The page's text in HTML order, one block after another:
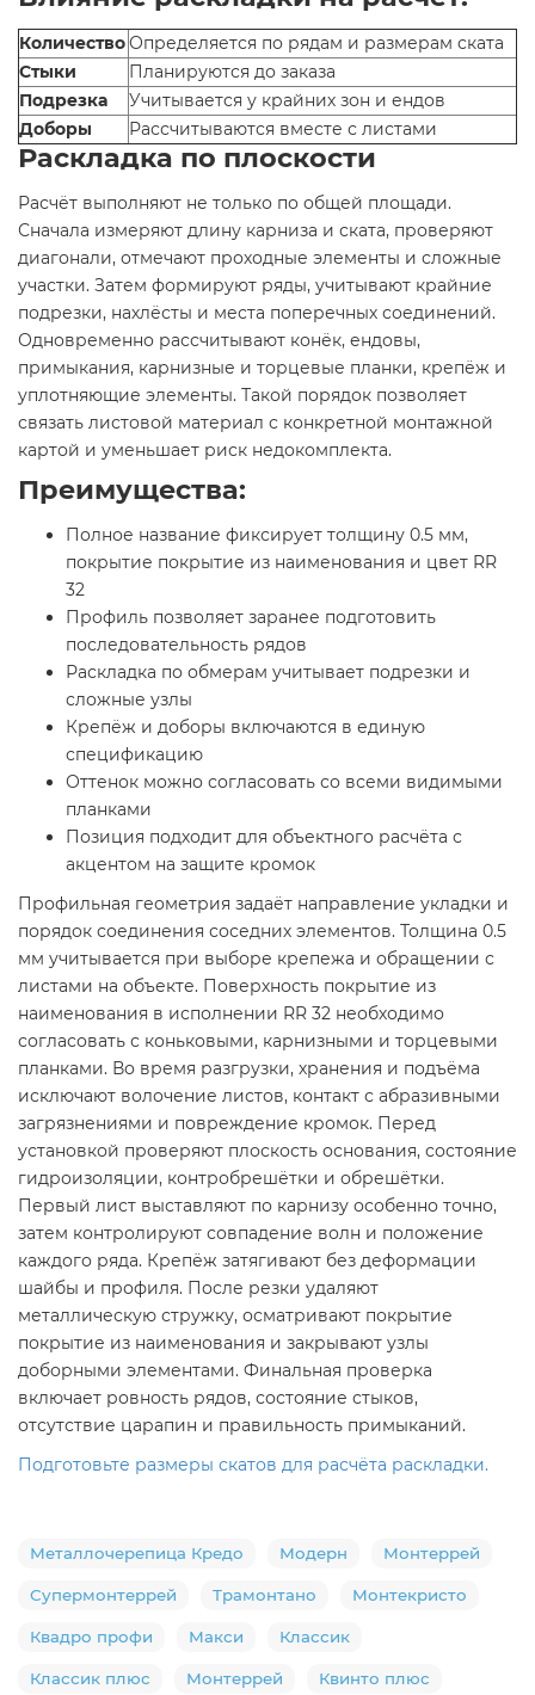
КоличествоОпределяется по рядам и размерам ската
Стыки
Планируются до заказа
Подрезка
Учитывается у крайних зон и ендов
Доборы
Рассчитываются вместе с листами
Раскладка по плоскости
Расчёт выполняют не только по общей площади.
Сначала измеряют длину карниза и ската, проверяют
диагонали, отмечают проходные элементы и сложные
участки. Затем формируют ряды, учитывают крайние
подрезки, нахлёсты и места поперечных соединений.
Одновременно рассчитывают конёк, ендовы,
примыкания, карнизные и торцевые планки, крепёж и
уплотняющие элементы. Такой порядок позволяет
связать листовой материал с конкретной монтажной
картой и уменьшает риск недокомплекта.
Преимущества:
Полное название фиксирует толщину 0.5 мм,
покрытие покрытие из наименования и цвет RR
32
Профиль позволяет заранее подготовить
последовательность рядов
Раскладка по обмерам учитывает подрезки и
сложные узлы
Крепёж и доборы включаются в единую
спецификацию
Оттенок можно согласовать со всеми видимыми
планками
Позиция подходит для объектного расчёта с
акцентом на защите кромок
Профильная геометрия задаёт направление укладки и
порядок соединения соседних элементов. Толщина 0.5
мм учитывается при выборе крепежа и обращении с
листами на объекте. Поверхность покрытие из
наименования в исполнении RR 32 необходимо
согласовать с коньковыми, карнизными и торцевыми
планками. Во время разгрузки, хранения и подъёма
исключают волочение листов, контакт с абразивными
загрязнениями и повреждение кромок. Перед
установкой проверяют плоскость основания, состояние
гидроизоляции, контробрешётки и обрешётки.
Первый лист выставляют по карнизу особенно точно,
затем контролируют совпадение волн и положение
каждого ряда. Крепёж затягивают без деформации
шайбы и профиля. После резки удаляют
металлическую стружку, осматривают покрытие
покрытие из наименования и закрывают узлы
доборными элементами. Финальная проверка
включает ровность рядов, состояние стыков,
отсутствие царапин и правильность примыканий.
Подготовьте размеры скатов для расчёта раскладки.
Металлочерепица Кредо Модерн Монтеррей
Супермонтеррей Трамонтано Монтекристо
Квадро профи Макси Классик
Классик плюс Монтеррей Квинто плюс